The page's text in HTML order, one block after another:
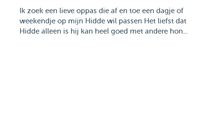
Ik zoek een lieve oppas die af en toe een dagje of
weekendje op mijn Hidde wil passen Het liefst dat
Hidde alleen is hij kan heel goed met andere hon...